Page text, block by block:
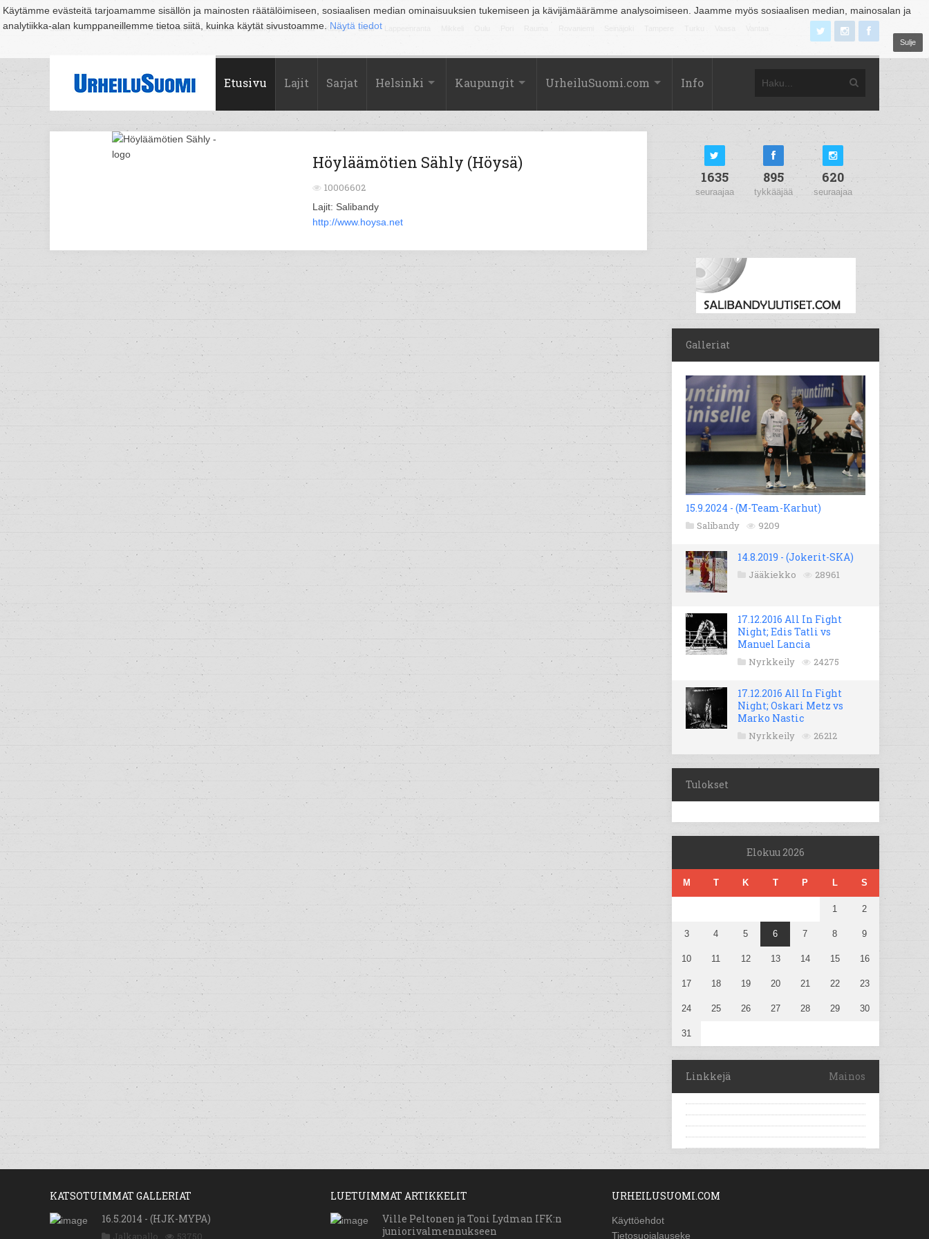
Käytämme evästeitä tarjoamamme sisällön ja mainosten räätälöimiseen, sosiaalisen median ominaisuuksien tukemiseen ja kävijämäärämme analysoimiseen. Jaamme myös sosiaalisen median, mainosalan ja
analytiikka-alan kumppaneillemme tietoa siitä, kuinka käytät sivustoamme. Näytä tiedot
Sulje
Suomi Espoo Helsinki Hämeenlinna Joensuu Jyväskylä Kouvola Kuopio Lahti
Etusivu Lajit Sarjat Helsinki Kaupungit UrheiluSuomi.com Info
Höyläämötien Sähly (Höysä)
10006602
Lajit: Salibandy
http://www.hoysa.net
1635
seuraajaa
895
tykkääjää
620
seuraajaa
Galleriat
15.9.2024 - (M-Team-Karhut)
Salibandy 9209
14.8.2019 - (Jokerit-SKA)
Jääkiekko 28961
17.12.2016 All In Fight
Night; Edis Tatli vs
Manuel Lancia
Nyrkkeily 24275
17.12.2016 All In Fight
Night; Oskari Metz vs
Marko Nastic
Nyrkkeily 26212
Tulokset
Elokuu 2026
M T K T P L S
1 2
3 4 5 6 7 8 9
10 11 12 13 14 15 16
17 18 19 20 21 22 23
24 25 26 27 28 29 30
31
Linkkejä Mainos
KATSOTUIMMAT GALLERIAT
16.5.2014 - (HJK-MYPA)
Jalkapallo 53750
LUETUIMMAT ARTIKKELIT
Ville Peltonen ja Toni Lydman IFK:n
juniorivalmennukseen
URHEILUSUOMI.COM
Käyttöehdot
Tietosuojalauseke